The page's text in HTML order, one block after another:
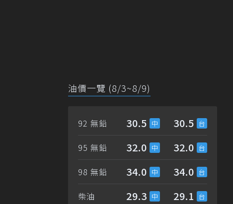
油價一覽 (8/3~8/9)
92 無鉛 30.5 30.5
95 無鉛 32.0 32.0
98 無鉛 34.0 34.0
柴油 29.3 29.1